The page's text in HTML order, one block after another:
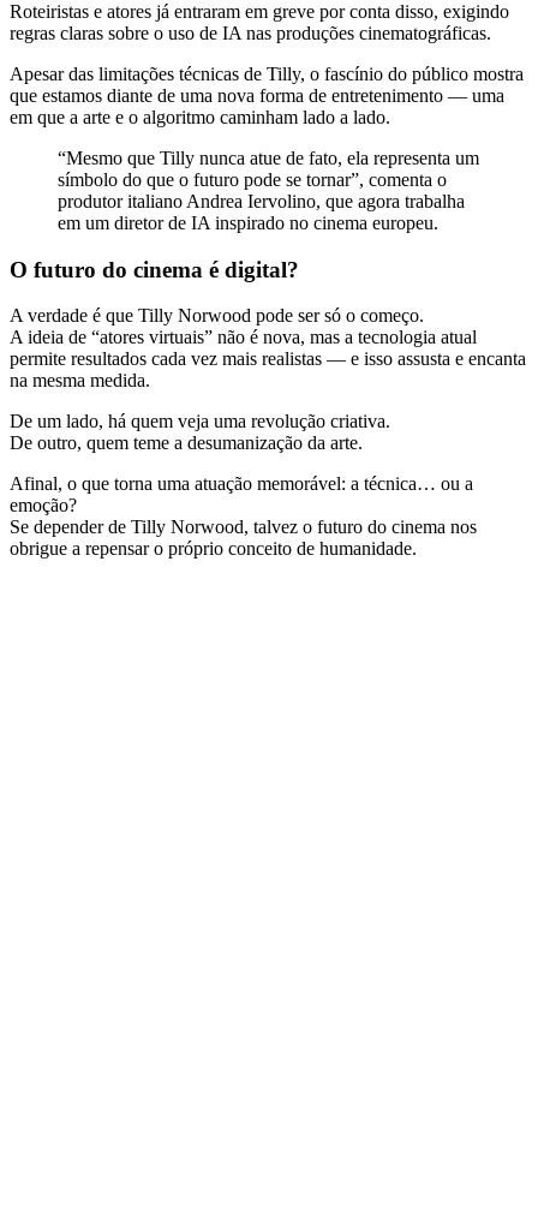
Roteiristas e atores já entraram em greve por conta disso, exigindo
regras claras sobre o uso de IA nas produções cinematográficas.
Apesar das limitações técnicas de Tilly, o fascínio do público mostra
que estamos diante de uma nova forma de entretenimento — uma
em que a arte e o algoritmo caminham lado a lado.
“Mesmo que Tilly nunca atue de fato, ela representa um
símbolo do que o futuro pode se tornar”, comenta o
produtor italiano Andrea Iervolino, que agora trabalha
em um diretor de IA inspirado no cinema europeu.
O futuro do cinema é digital?
A verdade é que Tilly Norwood pode ser só o começo.
A ideia de “atores virtuais” não é nova, mas a tecnologia atual
permite resultados cada vez mais realistas — e isso assusta e encanta
na mesma medida.
De um lado, há quem veja uma revolução criativa.
De outro, quem teme a desumanização da arte.
Afinal, o que torna uma atuação memorável: a técnica… ou a
emoção?
Se depender de Tilly Norwood, talvez o futuro do cinema nos
obrigue a repensar o próprio conceito de humanidade.